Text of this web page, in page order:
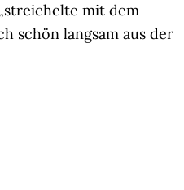
mit dem
schön langsam aus der